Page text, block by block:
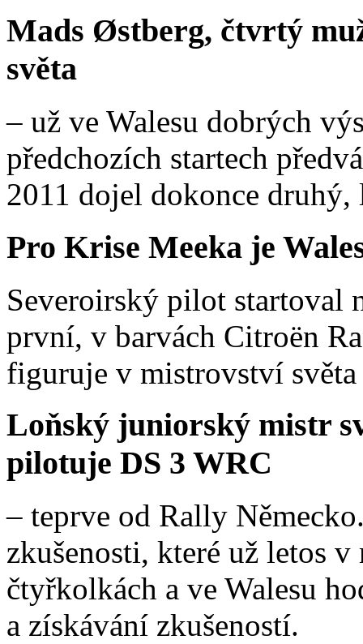
Mads Østberg, čtvrtý
světa
– už ve Walesu dobrých
předchozích startech
2011 dojel dokonce
Pro Krise Meeka je
Severoirský pilot startoval
první, v barvách Citroën
figuruje v mistrovství
Loňský juniorský mistr
pilotuje DS 3 WRC
– teprve od Rally
zkušenosti, které už letos
čtyřkolkách a ve Walesu
a získávání zkušeností.